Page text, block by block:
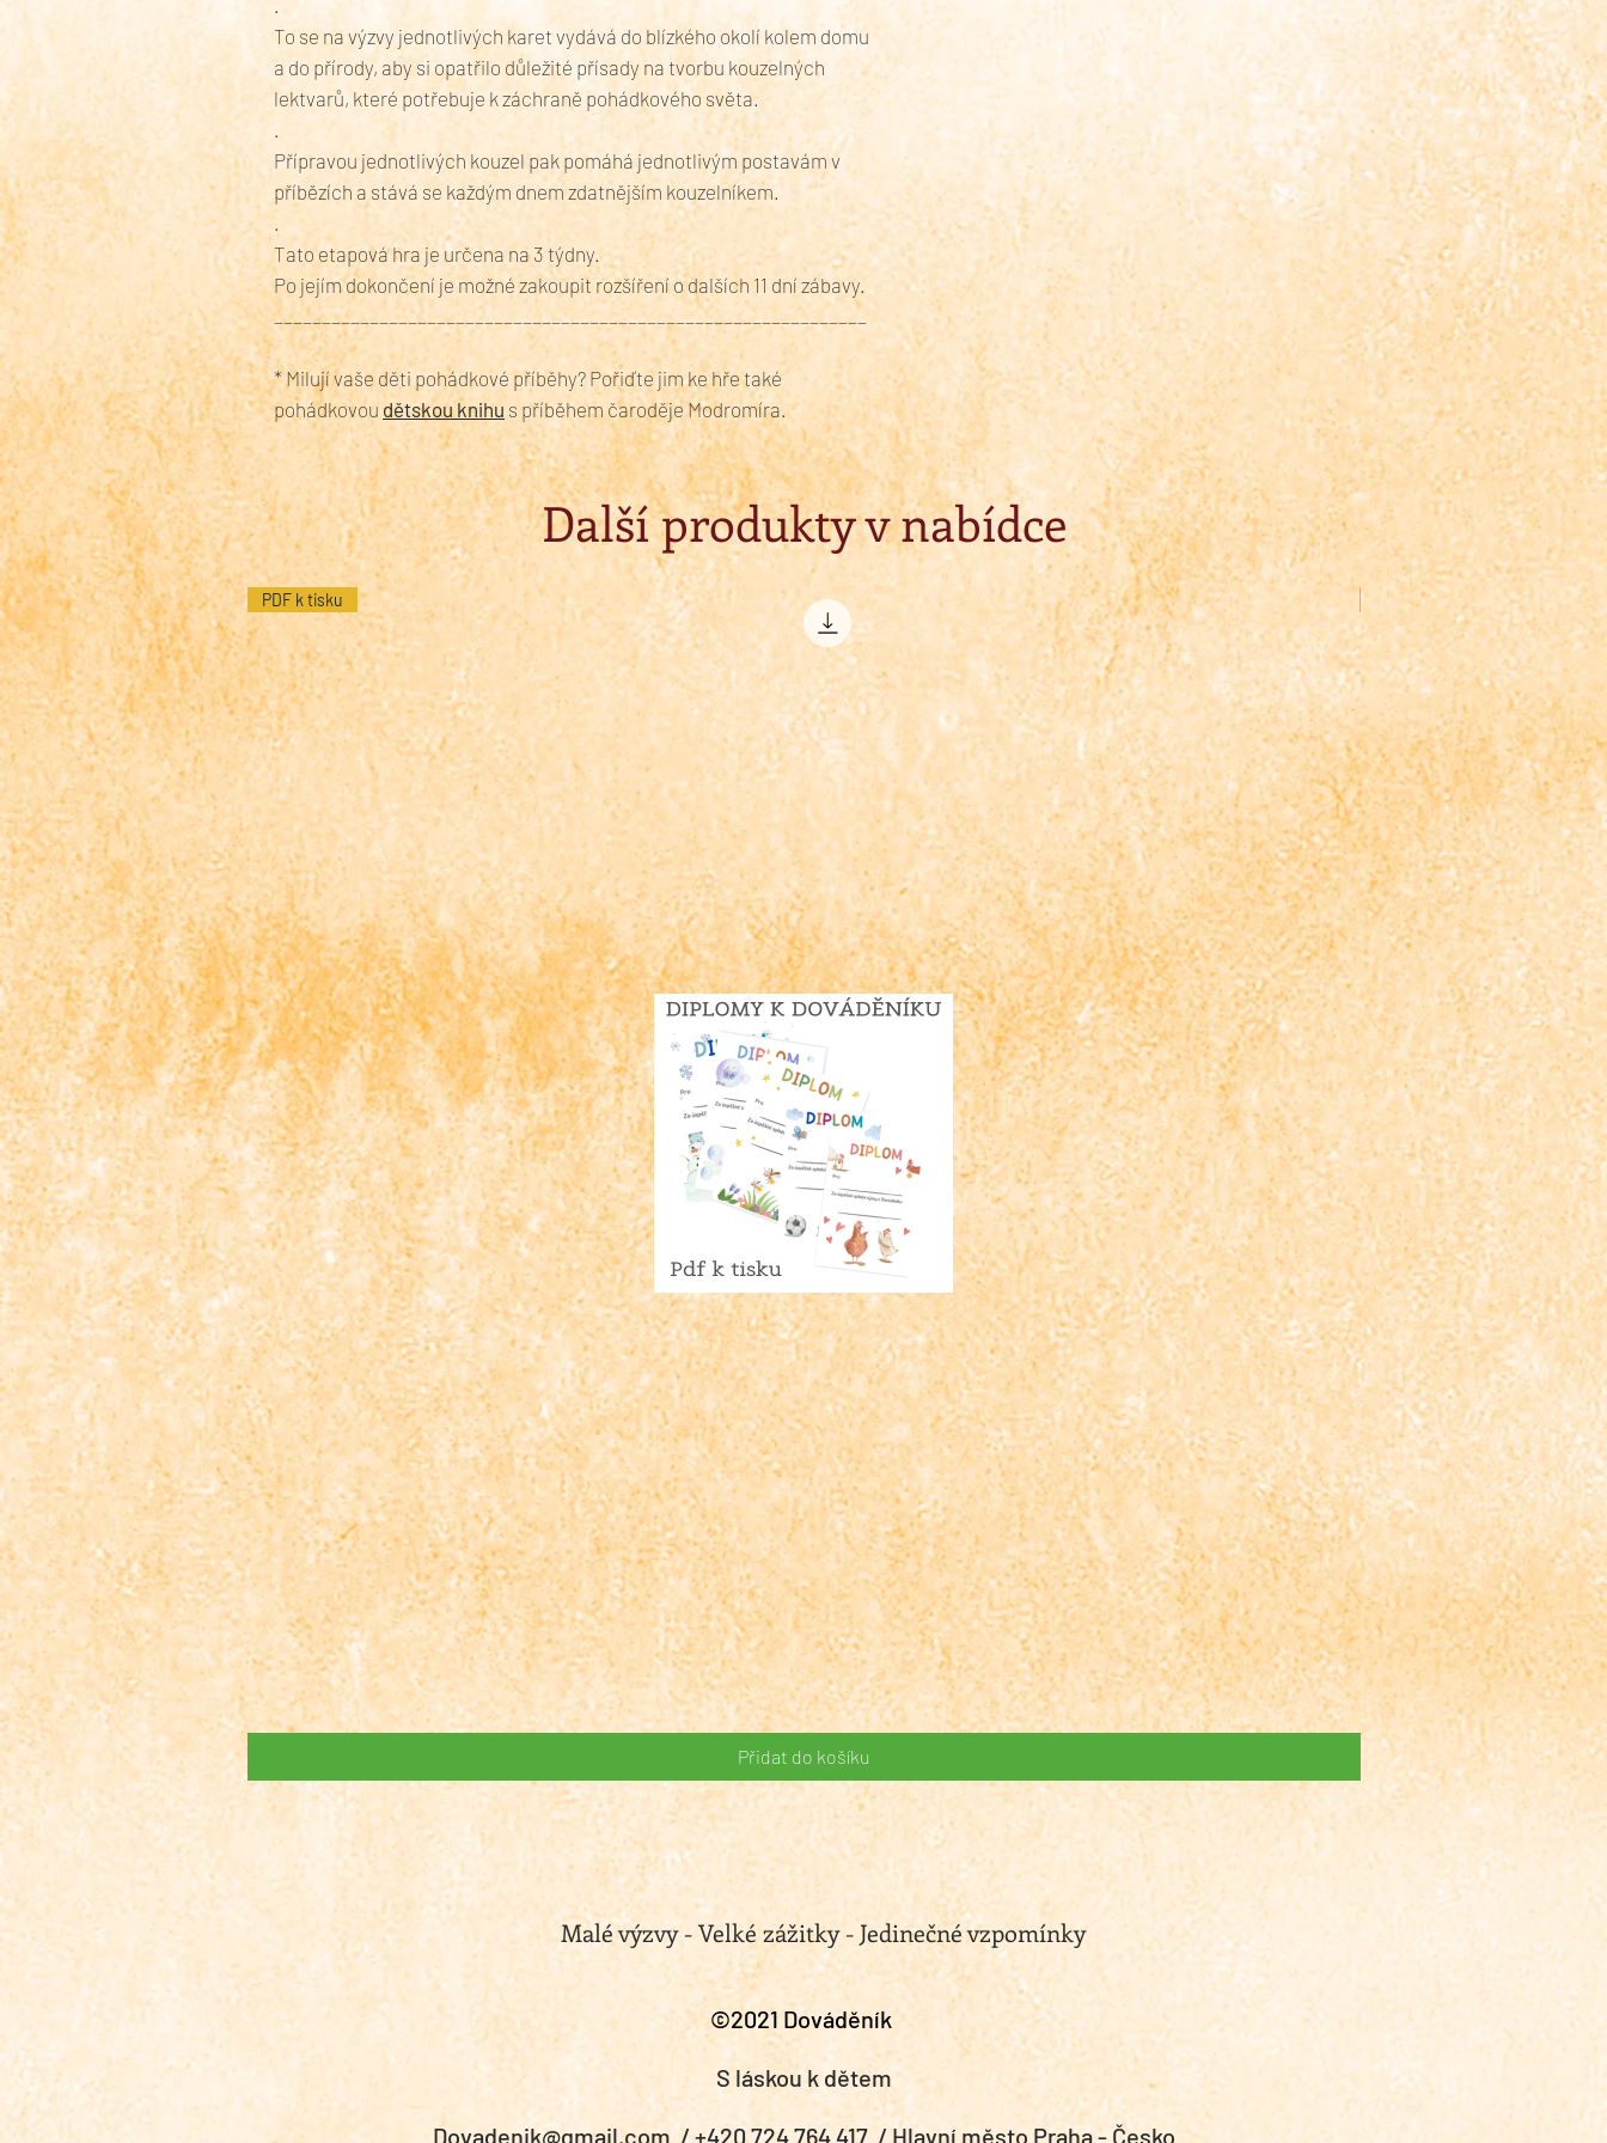
.
To se na výzvy jednotlivých karet vydává do blízkého okolí kolem domu
a do přírody, aby si opatřilo důležité přísady na tvorbu kouzelných
lektvarů, které potřebuje k záchraně pohádkového světa.
.
Přípravou jednotlivých kouzel pak pomáhá jednotlivým postavám v
příbězích a stává se každým dnem zdatnějším kouzelníkem.
.
Tato etapová hra je určena na 3 týdny.
Po jejím dokončení je možné zakoupit rozšíření o dalších 11 dní zábavy.
______________________________________________________________
* Milují vaše děti pohádkové příběhy? Pořiďte jim ke hře také
pohádkovou dětskou knihu s příběhem čaroděje Modromíra.
Další produkty v nabídce
Rychlý náhled
PDF k tisku
Diplomy
k
tisku
Přidat do košíku
Podpora tvorby
Dýžko
Malé výzvy - Velké zážitky - Jedinečné vzpomínky
©2021 Dováděník
S láskou k dětem
Dovadenik@gmail.com / +420 724 764 417/ Hlavní město Praha - Česko